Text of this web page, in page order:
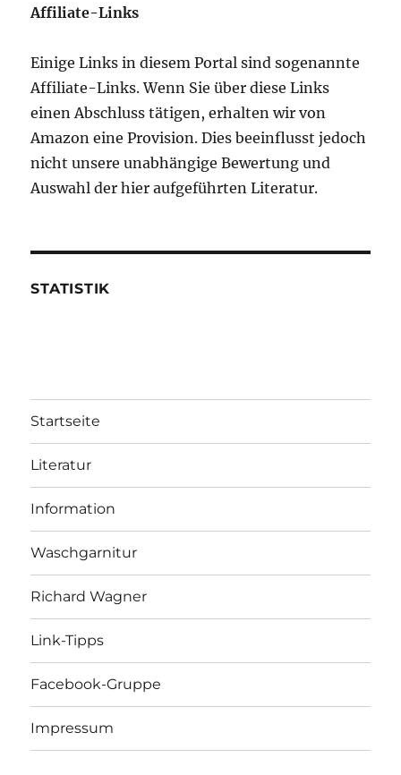
Affiliate-Links
Einige Links in diesem Portal sind sogenannte
Affiliate-Links. Wenn Sie über diese Links
einen Abschluss tätigen, erhalten wir von
Amazon eine Provision. Dies beeinflusst jedoch
nicht unsere unabhängige Bewertung und
Auswahl der hier aufgeführten Literatur.
STATISTIK
Startseite
Literatur
Information
Waschgarnitur
Richard Wagner
Link-Tipps
Facebook-Gruppe
Impressum